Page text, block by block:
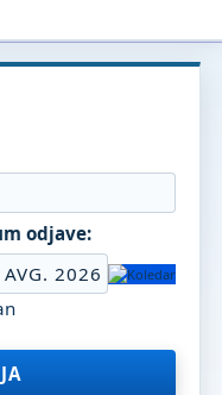
odjave:
2026